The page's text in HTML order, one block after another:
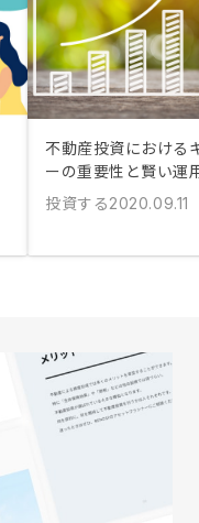
不動産投資における
ーの重要性と賢い運
投資する2020.09.11